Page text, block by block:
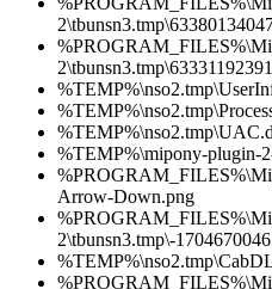
%TEMP%\mipony-plugin-
Arrow-Down.png
2\tbunsn3.tmp\-